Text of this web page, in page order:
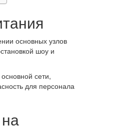
основных узлов
шоу и
сети,
для персонала